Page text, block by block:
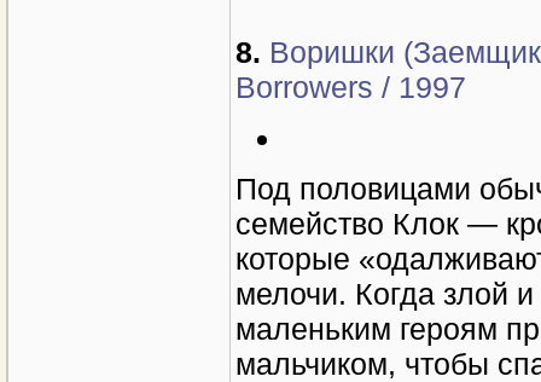
8. Воришки
Borrowers / 1997
Под половицами
семейство Клок —
которые
мелочи. Когда злой
маленьким героям
мальчиком, чтобы